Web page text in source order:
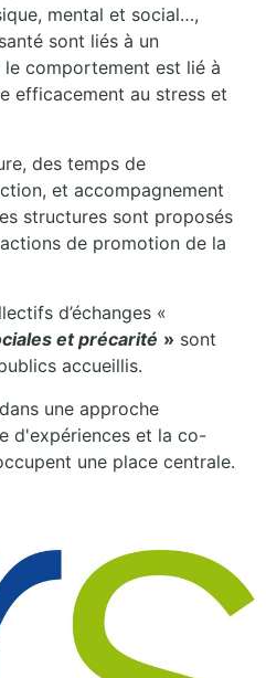
mental et social…,
sont liés à un
comportement est lié à
efficacement au stress et
des temps de
et accompagnement
structures sont proposés
de promotion de la
d’échanges «
et précarité » sont
accueillis.
une approche
d'expériences et la co-
une place centrale.